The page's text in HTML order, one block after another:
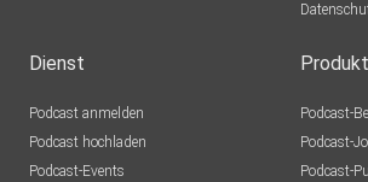
Dienst
Podcast anmelden
Podcast hochladen
Podcast-Events
Podcast-
Podcast-
Podcast-